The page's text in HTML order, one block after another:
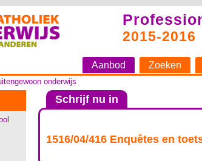
2015-2016
Aanbod Zoeken
onderwijs
Schrijf nu in
1516/04/416 Enquêtes en